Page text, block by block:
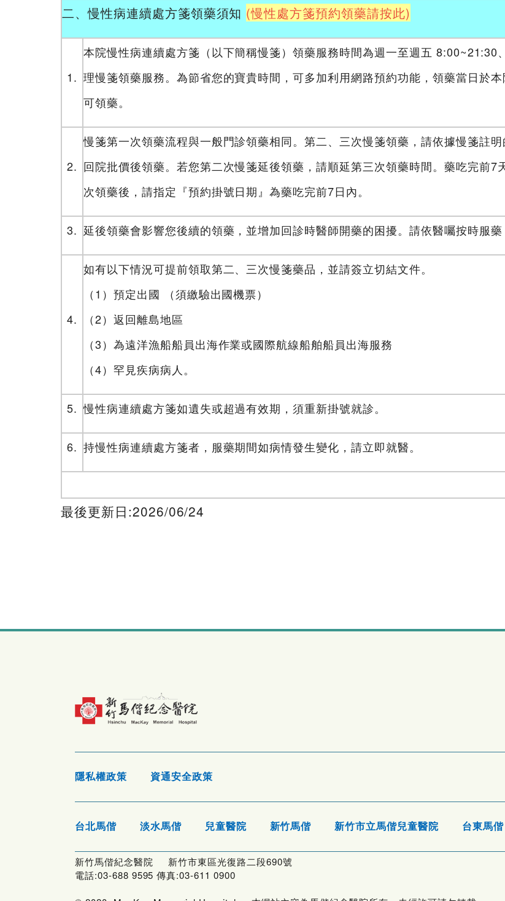
二、慢性病連續處方箋領藥須知 (慢性處方箋預約領藥請按此)
1.
本院慢性病連續處方箋（以下簡稱慢箋）領藥服務時間為週一至週五
理慢箋領藥服務。為節省您的寶貴時間，可多加利用網路預約功能，領藥當日於
可領藥。
2.
慢箋第一次領藥流程與一般門診領藥相同。第二、三次慢箋領藥，請依據慢箋註
回院批價後領藥。若您第二次慢箋延後領藥，請順延第三次領藥時間。藥吃完前7
次領藥後，請指定『預約掛號日期』為藥吃完前7日內。
3. 延後領藥會影響您後續的領藥，並增加回診時醫師開藥的困擾。請依醫囑按時服藥
4.
如有以下情況可提前領取第二、三次慢箋藥品，並請簽立切結文件。
（1）預定出國 （須繳驗出國機票）
（2）返回離島地區
（3）為遠洋漁船船員出海作業或國際航線船舶船員出海服務
（4）罕見疾病病人。
5. 慢性病連續處方箋如遺失或超過有效期，須重新掛號就診。
6. 持慢性病連續處方箋者，服藥期間如病情發生變化，請立即就醫。
最後更新日:2026/06/24
隱私權政策 資通安全政策
台北馬偕 淡水馬偕 兒童醫院 新竹馬偕 新竹市立馬偕兒童醫院 台東馬偕
新竹馬偕紀念醫院 新竹市東區光復路二段690號
電話:03-688 9595 傳真:03-611 0900